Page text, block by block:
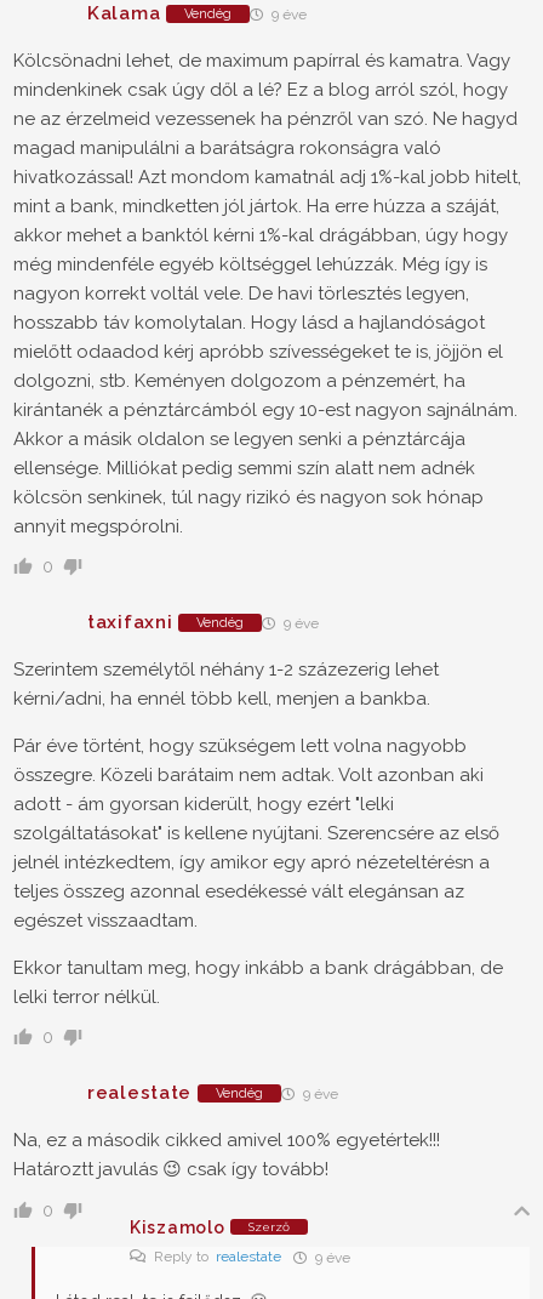
Kalama Vendég 9 éve
Kölcsönadni lehet, de maximum papírral és kamatra. Vagy
mindenkinek csak úgy dől a lé? Ez a blog arról szól, hogy
ne az érzelmeid vezessenek ha pénzről van szó. Ne hagyd
magad manipulálni a barátságra rokonságra való
hivatkozással! Azt mondom kamatnál adj 1%-kal jobb hitelt,
mint a bank, mindketten jól jártok. Ha erre húzza a száját,
akkor mehet a banktól kérni 1%-kal drágábban, úgy hogy
még mindenféle egyéb költséggel lehúzzák. Még így is
nagyon korrekt voltál vele. De havi törlesztés legyen,
hosszabb táv komolytalan. Hogy lásd a hajlandóságot
mielőtt odaadod kérj apróbb szívességeket te is, jöjjön el
dolgozni, stb. Keményen dolgozom a pénzemért, ha
kirántanék a pénztárcámból egy 10-est nagyon sajnálnám.
Akkor a másik oldalon se legyen senki a pénztárcája
ellensége. Milliókat pedig semmi szín alatt nem adnék
kölcsön senkinek, túl nagy rizikó és nagyon sok hónap
annyit megspórolni.
0
taxifaxni Vendég 9 éve
Szerintem személytől néhány 1-2 százezerig lehet
kérni/adni, ha ennél több kell, menjen a bankba.
Pár éve történt, hogy szükségem lett volna nagyobb
összegre. Közeli barátaim nem adtak. Volt azonban aki
adott - ám gyorsan kiderült, hogy ezért "lelki
szolgáltatásokat" is kellene nyújtani. Szerencsére az első
jelnél intézkedtem, így amikor egy apró nézeteltérésn a
teljes összeg azonnal esedékessé vált elegánsan az
egészet visszaadtam.
Ekkor tanultam meg, hogy inkább a bank drágábban, de
lelki terror nélkül.
0
realestate Vendég 9 éve
Na, ez a második cikked amivel 100% egyetértek!!!
Határoztt javulás 😉 csak így tovább!
0
Kiszamolo
Szerző
Reply to realestate 9 éve